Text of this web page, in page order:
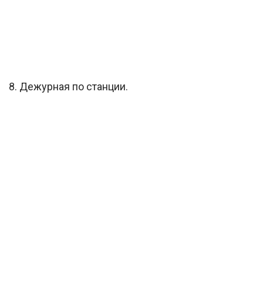
8. Дежурная по станции.